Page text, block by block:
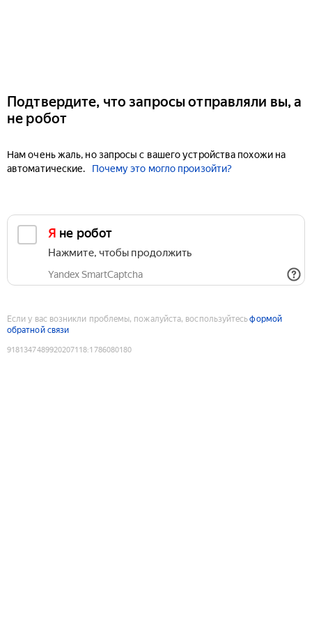
Подтвердите, что запросы отправляли вы, а
не робот
Нам очень жаль, но запросы с вашего устройства похожи на
автоматические.
Почему это могло произойти?
Я не робот
Нажмите, чтобы продолжить
Yandex SmartCaptcha
Если у вас возникли проблемы, пожалуйста, воспользуйтесьформой
обратной связи
9181347489920207118:1786080180